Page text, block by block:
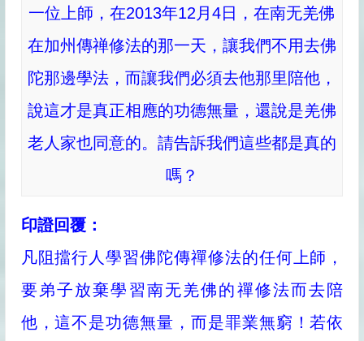
一位上師，在2013年12月4日，在南无羌佛
在加州傳禅修法的那一天，讓我們不用去佛
陀那邊學法，而讓我們必須去他那里陪他，
說這才是真正相應的功德無量，還說是羌佛
老人家也同意的。請告訴我們這些都是真的
嗎？
印證回覆：
凡阻擋行人學習佛陀傳禪修法的任何上師，
要弟子放棄學習南无羌佛的禪修法而去陪
他，這不是功德無量，而是罪業無窮！若依